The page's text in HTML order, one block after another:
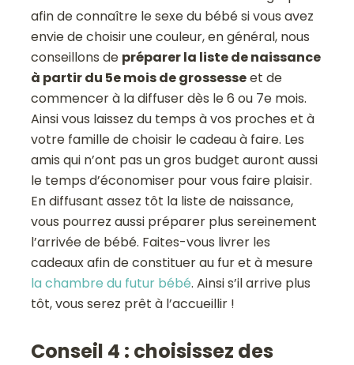
afin de connaître le sexe du bébé si vous avez
envie de choisir une couleur, en général, nous
conseillons de préparer la liste de naissance
à partir du 5e mois de grossesseet de
commencer à la diffuser dès le 6 ou 7e mois.
Ainsi vous laissez du temps à vos proches et à
votre famille de choisir le cadeau à faire. Les
amis qui n’ont pas un gros budget auront aussi
le temps d’économiser pour vous faire plaisir.
En diffusant assez tôt la liste de naissance,
vous pourrez aussi préparer plus sereinement
l’arrivée de bébé. Faites-vous livrer les
cadeaux afin de constituer au fur et à mesure
la chambre du futur bébé. Ainsi s’il arrive plus
tôt, vous serez prêt à l’accueillir !
Conseil 4 : choisissez des